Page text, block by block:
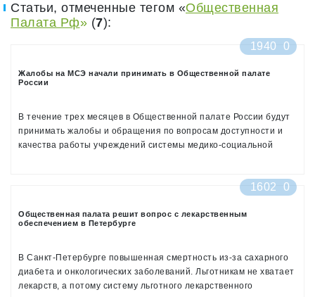
Статьи, отмеченные тегом «Общественная
Палата Рф» (7):
1940 0
Жалобы на МСЭ начали принимать в Общественной палате
России
В течение трех месяцев в Общественной палате России будут
принимать жалобы и обращения по вопросам доступности и
качества работы учреждений системы медико-социальной
1602 0
Общественная палата решит вопрос с лекарственным
обеспечением в Петербурге
В Санкт-Петербурге повышенная смертность из-за сахарного
диабета и онкологических заболеваний. Льготникам не хватает
лекарств, а потому систему льготного лекарственного